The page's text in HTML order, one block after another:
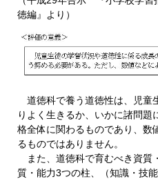
徳編』より）
道徳科で養う道徳性は、児童
りよく生きるか、いかに諸問題
格全体に関わるものであり、数
るものではありません。
また、道徳科で育むべき資質
質・能力3つの柱、（知識・技